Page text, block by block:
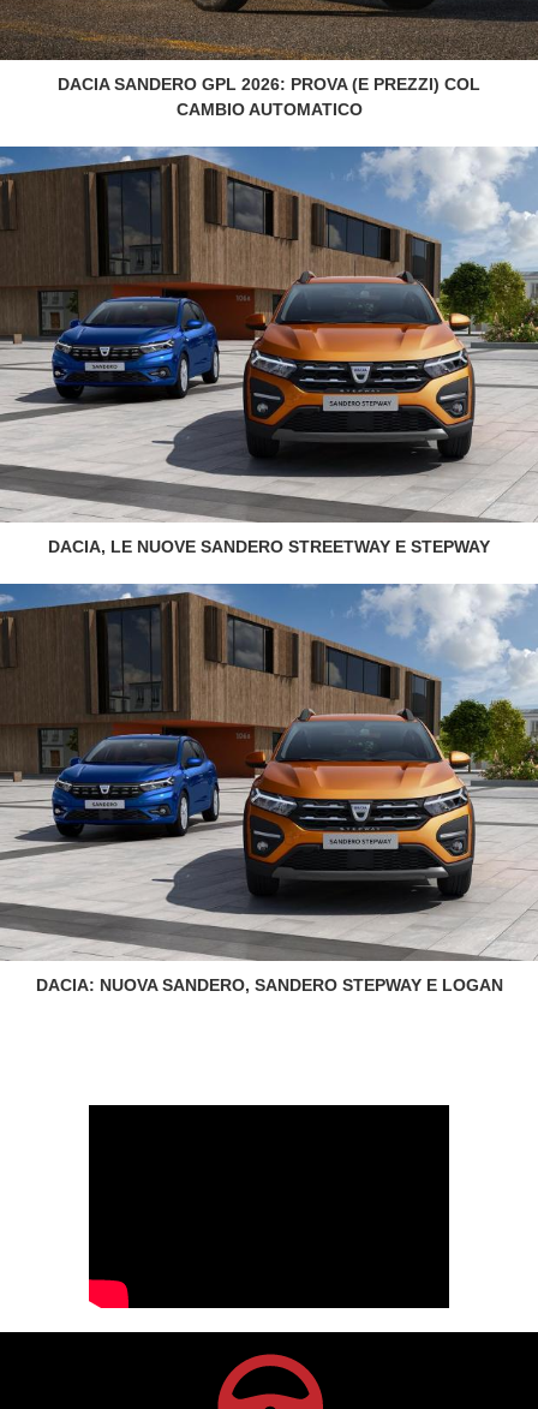
DACIA SANDERO GPL 2026: PROVA (E PREZZI) COL
CAMBIO AUTOMATICO
DACIA, LE NUOVE SANDERO STREETWAY E STEPWAY
DACIA: NUOVA SANDERO, SANDERO STEPWAY E LOGAN